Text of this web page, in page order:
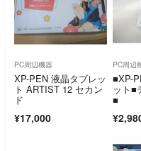
PC周辺機器
XP-PEN 液晶タブレッ
ト ARTIST 12 セカン
ド
¥17,000
PC周辺
■XP-
ット■
■